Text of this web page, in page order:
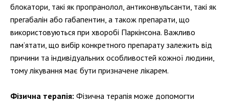
блокатори, такі як пропранолол, антиконвульсанти, такі як
прегабалін або габапентин, а також препарати, що
використовуються при хворобі Паркінсона. Важливо
пам’ятати, що вибір конкретного препарату залежить від
причини та індивідуальних особливостей кожної людини,
тому лікування має бути призначене лікарем.
Фізична терапія: Фізична терапія може допомогти